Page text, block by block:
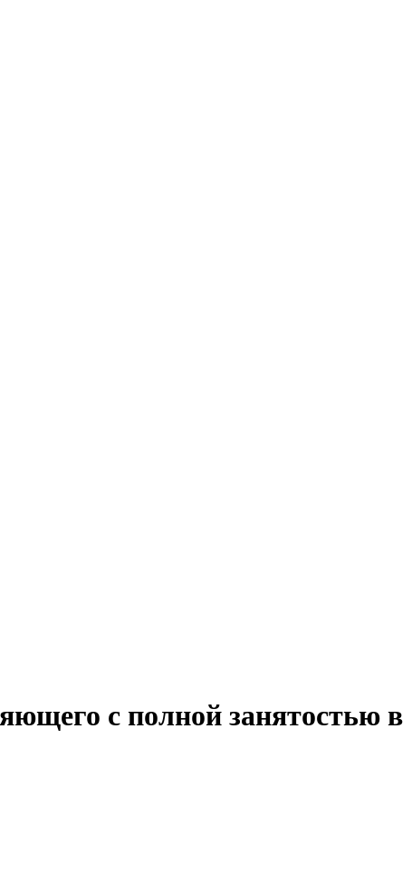
с полной занятостью в